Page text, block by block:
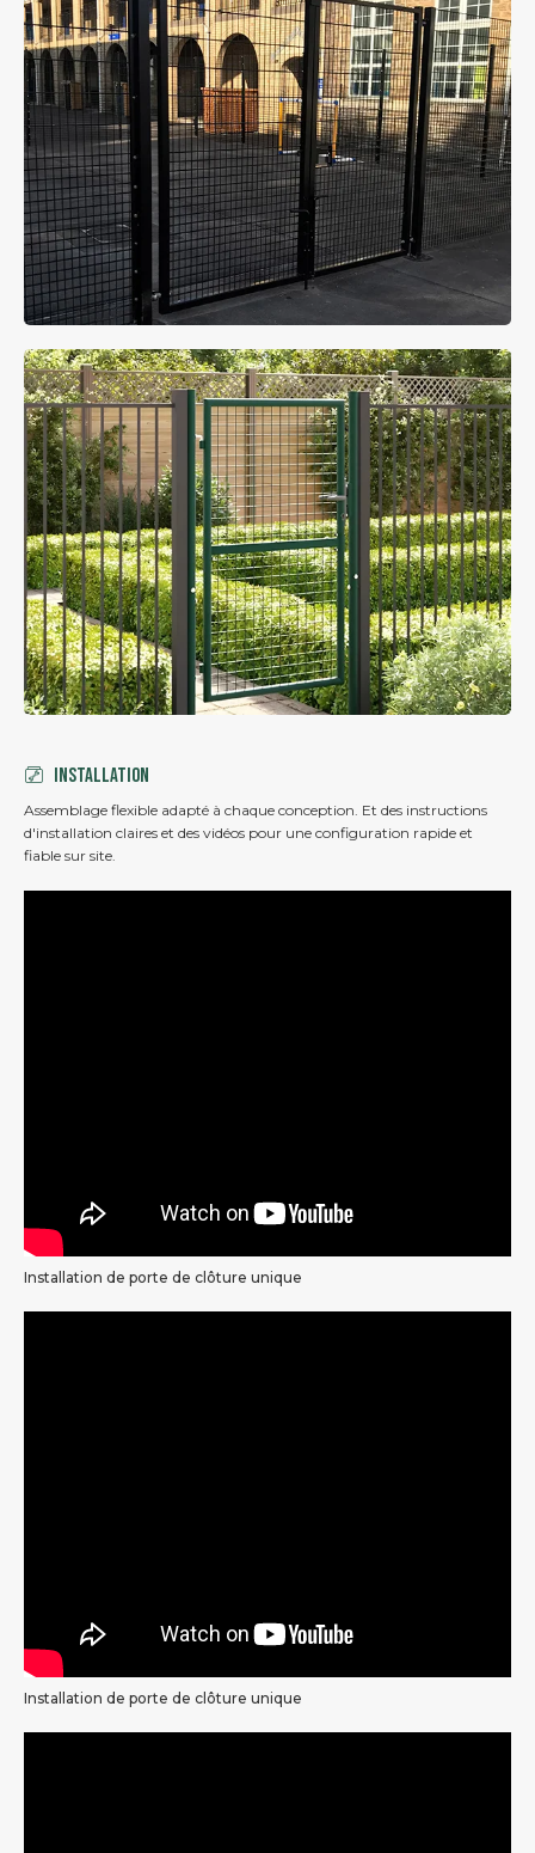
Installation
Assemblage flexible adapté à chaque conception. Et des instructions
d'installation claires et des vidéos pour une configuration rapide et
fiable sur site.
Installation de porte de clôture unique
Installation de porte de clôture unique